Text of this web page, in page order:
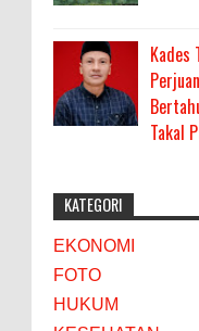
Kades
Takal
KATEGORI
EKONOMI
FOTO
HUKUM